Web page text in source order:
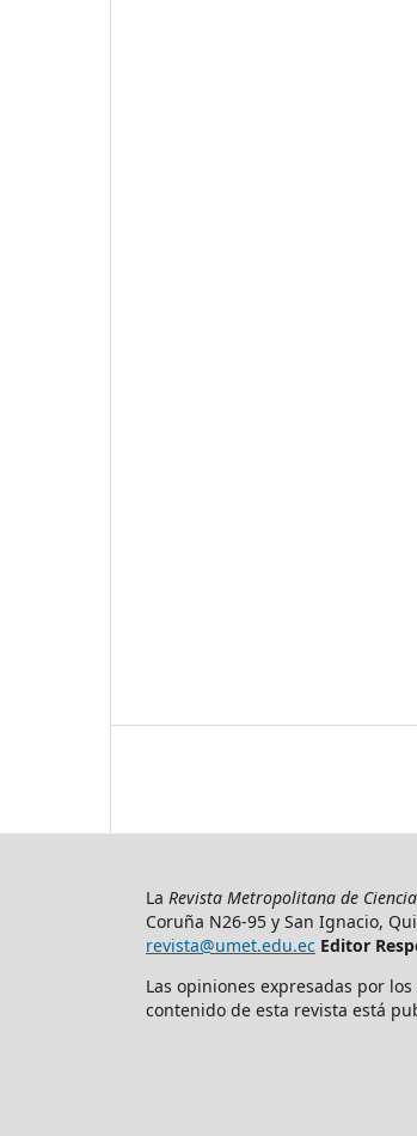
La Revista Metropolitana de
Coruña N26-95 y San Ignacio,
revista@umet.edu.ec Editor
Las opiniones expresadas por
contenido de esta revista está